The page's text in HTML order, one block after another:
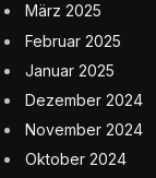
März 2025
Februar 2025
Januar 2025
Dezember 2024
November 2024
Oktober 2024